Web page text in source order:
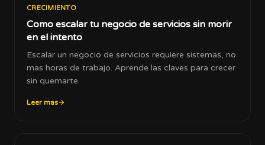
CRECIMIENTO
Como escalar tu negocio de servicios sin morir
en el intento
Escalar un negocio de servicios requiere sistemas, no
mas horas de trabajo. Aprende las claves para crecer
sin quemarte.
Leer mas